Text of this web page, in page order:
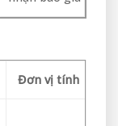
Đơn vị tính